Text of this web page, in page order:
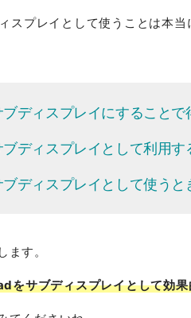
スプレイとして使うことは本当
ブディスプレイにすることで
ブディスプレイとして利用す
ブディスプレイとして使う
ます。
をサブディスプレイとして効